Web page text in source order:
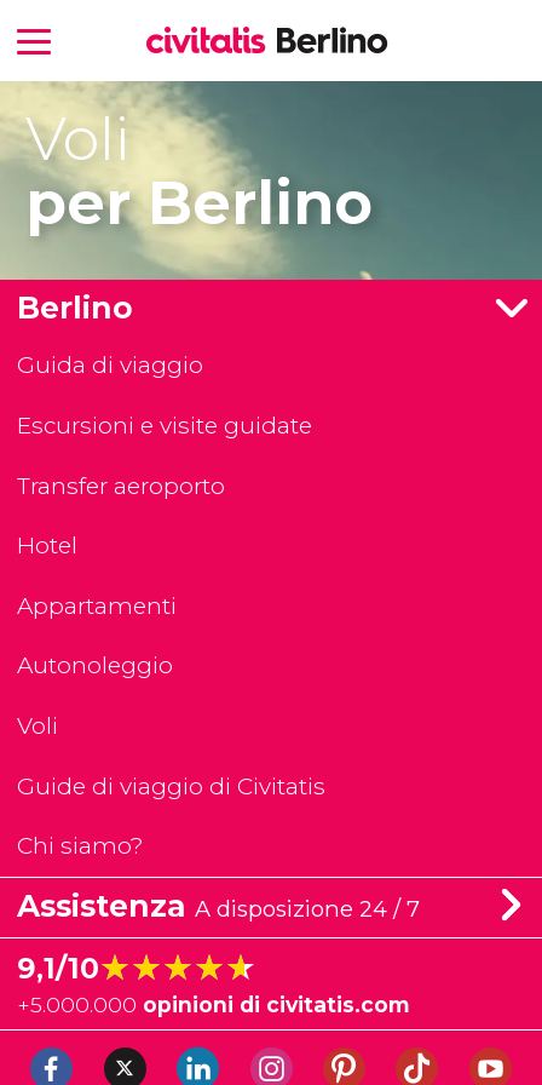
Voli
per Berlino
Berlino
Guida di viaggio
Escursioni e visite guidate
Transfer aeroporto
Hotel
Appartamenti
Autonoleggio
Voli
Guide di viaggio di Civitatis
Chi siamo?
Assistenza A disposizione 24 / 7
9,1/10★★★★★
★★★★★
+5.000.000 opinioni di civitatis.com